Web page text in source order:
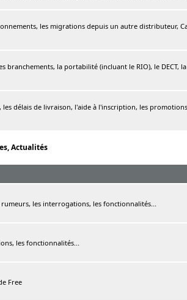
les migrations depuis un autre distributeur,
branchements, la portabilité (incluant le RIO), le DECT,
délais de livraison, l'aide à l'inscription, les
Actualités
les interrogations, les fonctionnalités...
les fonctionnalités...
Free